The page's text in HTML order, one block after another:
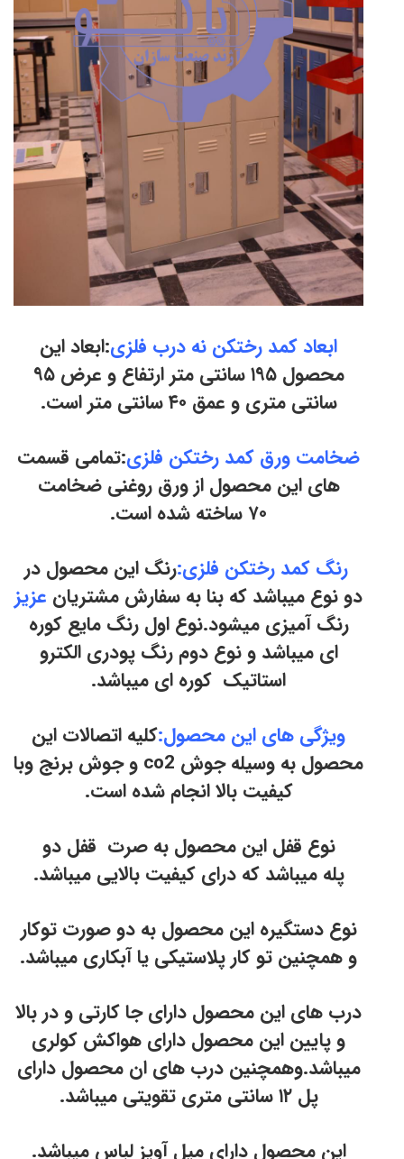
ابعاد کمد رختکن نه درب فلزی:ابعاد این
محصول ۱۹۵ سانتی متر ارتفاع و عرض ۹۵
سانتی متری و عمق ۴۰ سانتی متر است.
ضخامت ورق کمد رختکن فلزی:تمامی قسمت
های این محصول از ورق روغنی ضخامت
۷۰ ساخته شده است.
رنگ کمد رختکن فلزی:رنگ این محصول در
دو نوع میباشد که بنا به سفارش مشتریان عزیز
رنگ آمیزی میشود.نوع اول رنگ مایع کوره
ای میباشد و نوع دوم رنگ پودری الکترو
استاتیک کوره ای میباشد.
ویژگی های این محصول:کلیه اتصالات این
محصول به وسیله جوش co2 و جوش برنج وبا
کیفیت بالا انجام شده است.
نوع قفل این محصول به صرت قفل دو
پله میباشد که درای کیفیت بالایی میباشد.
نوع دستگیره این محصول به دو صورت توکار
و همچنین تو کار پلاستیکی یا آبکاری میباشد.
درب های این محصول دارای جا کارتی و در بالا
و پایین این محصول دارای هواکش کولری
میباشد.وهمچنین درب های ان محصول دارای
پل ۱۲ سانتی متری تقویتی میباشد.
این محصول دارای میل آویز لباس میباشد.